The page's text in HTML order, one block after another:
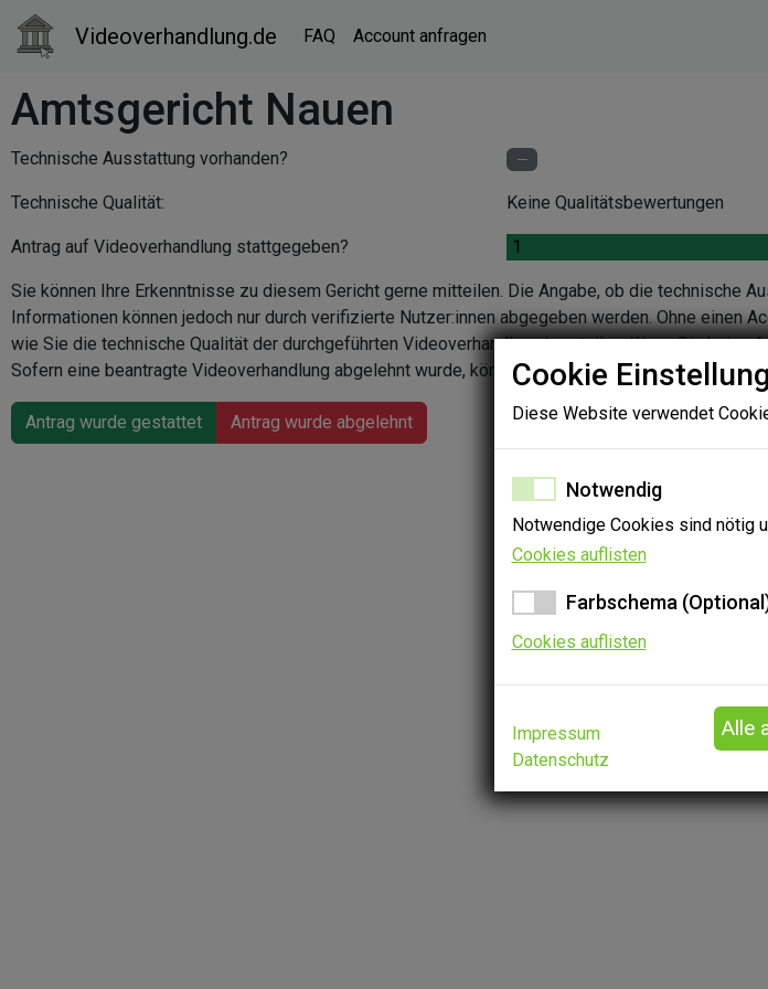
Videoverhandlung.de FAQ Account anfragen
Amtsgericht Nauen
Technische Ausstattung vorhanden?
Technische Qualität: Keine Qualitätsbewertungen
Antrag auf Videoverhandlung stattgegeben? 1
Sie können Ihre Erkenntnisse zu diesem Gericht gerne mitteilen. Die Angabe, ob die technische
Informationen können jedoch nur durch verifizierte Nutzer:innen abgegeben werden. Ohne einen
wie Sie die technische Qualität der durchgeführten Videoverhandlung beurteilen. Wenn Sie
Sofern eine beantragte Videoverhandlung abgelehnt wurde, können Sie die Gründe in einer
Antrag wurde gestattet Antrag wurde abgelehnt
Cookie
Diese Website verwendet
Notwendig
Notwendige Cookies sind nötig
Cookies auflisten
Farbschema
Cookies auflisten
Impressum
Datenschutz